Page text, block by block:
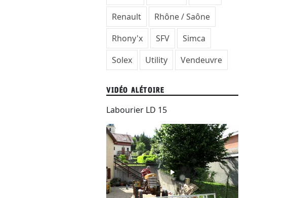
Renault
Rhône / Saône
Rhony'x
SFV
Simca
Solex
Utility Vendeuvre
VIDÉO ALÉTOIRE
Labourier LD 15